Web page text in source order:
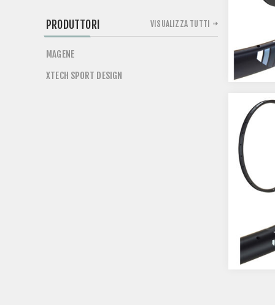
PRODUTTORI
MAGENE
XTECH SPORT DESIGN
VISUALIZZA TUTTI